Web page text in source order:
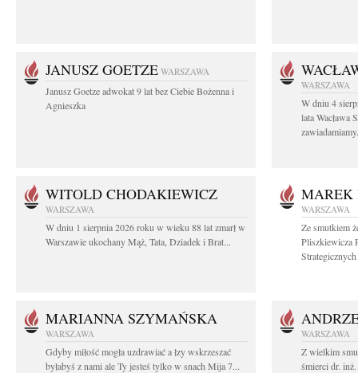
JANUSZ GOETZE WARSZAWA
Janusz Goetze adwokat 9 lat bez Ciebie Bożenna i
Agnieszka
WARSZAWA
W dniu 4
lata Wacława
WITOLD CHODAKIEWICZ
WARSZAWA
W dniu 1 sierpnia 2026 roku w wieku 88 lat zmarł w
Warszawie ukochany Mąż, Tata, Dziadek i Brat...
MAREK
WARSZAWA
Ze smutkiem
Pliszkiewicza
MARIANNA SZYMAŃSKA
WARSZAWA
Gdyby miłość mogła uzdrawiać a łzy wskrzeszać
byłabyś z nami ale Ty jesteś tylko w snach Mija 7...
WARSZAWA
Z wielkim
śmierci dr.